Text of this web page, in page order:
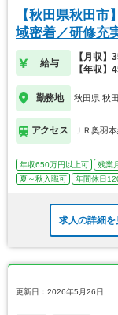
【秋田県秋田
域密着／研修充
給与
【月収
【年収
勤務地 秋田県 秋
アクセス ＪＲ奥羽
年収650万円以上可 残業
夏～秋入職可
年間休日
求人の詳細を
更新日：2026年5月26日